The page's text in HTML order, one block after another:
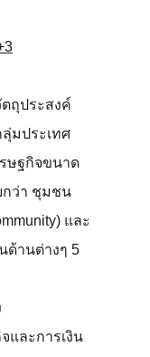
ถุประสงค์
มประเทศ
ษฐกิจขนาด
กว่า ชุมชน
และ
ด้านต่างๆ 5
และการเงิน